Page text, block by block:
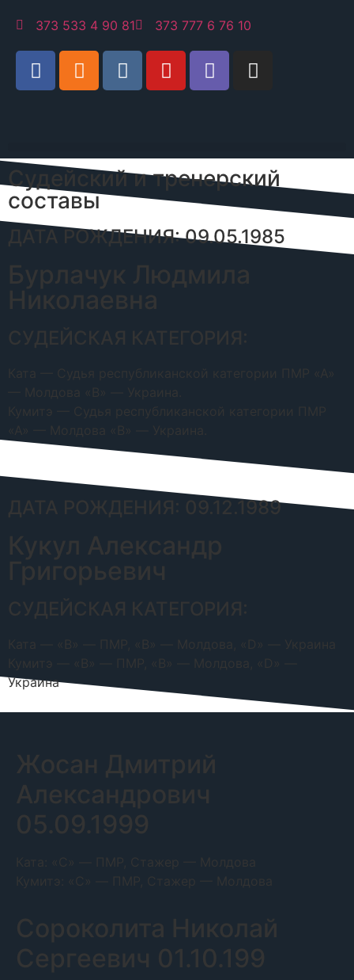
373 533 4 90 81 373 777 6 76 10
Судейский и тренерский
составы
ДАТА РОЖДЕНИЯ: 09.05.1985
Бурлачук Людмила
Николаевна
СУДЕЙСКАЯ КАТЕГОРИЯ:
Ката — Судья республиканской категории ПМР «А»
— Молдова «B» — Украина.
Кумитэ — Судья республиканской категории ПМР
«А» — Молдова «B» — Украина.
ДАТА РОЖДЕНИЯ: 09.12.1989
Кукул Александр
Григорьевич
СУДЕЙСКАЯ КАТЕГОРИЯ:
Ката — «B» — ПМР, «B» — Молдова, «D» — Украина
Кумитэ — «B» — ПМР, «B» — Молдова, «D» —
Украина
Жосан Дмитрий
Александрович
05.09.1999
Ката: «C» — ПМР, Стажер — Молдова
Кумитэ: «C» — ПМР, Стажер — Молдова
Сороколита Николай
Сергеевич 01.10.199